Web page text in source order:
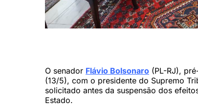
O senador Flávio Bolsonaro (PL-RJ),
(13/5), com o presidente do Supremo
solicitado antes da suspensão dos
Estado.